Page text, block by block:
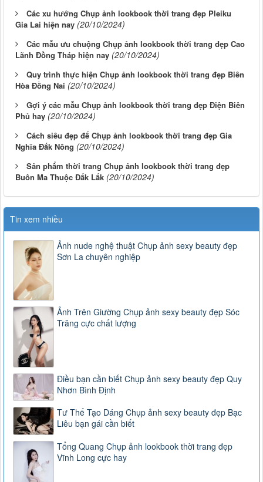
Các xu hướng Chụp ảnh lookbook thời trang đẹp Pleiku
Gia Lai hiện nay (20/10/2024)
Các mẫu ưu chuộng Chụp ảnh lookbook thời trang đẹp Cao
Lãnh Đồng Tháp hiện nay (20/10/2024)
Quy trình thực hiện Chụp ảnh lookbook thời trang đẹp Biên
Hòa Đồng Nai (20/10/2024)
Gợi ý các mẫu Chụp ảnh lookbook thời trang đẹp Điện Biên
Phủ hay (20/10/2024)
Cách siêu đẹp để Chụp ảnh lookbook thời trang đẹp Gia
Nghĩa Đắk Nông (20/10/2024)
Sản phẩm thời trang Chụp ảnh lookbook thời trang đẹp
Buôn Ma Thuộc Đắk Lắk (20/10/2024)
Tin xem nhiều
Ảnh nude nghệ thuật Chụp ảnh sexy beauty đẹp
Sơn La chuyên nghiệp
Ảnh Trên Giường Chụp ảnh sexy beauty đẹp Sóc
Trăng cực chất lượng
Điều bạn cần biết Chụp ảnh sexy beauty đẹp Quy
Nhơn Bình Định
Tư Thế Tạo Dáng Chụp ảnh sexy beauty đẹp Bạc
Liêu bạn gái cần biết
Tổng Quang Chụp ảnh lookbook thời trang đẹp
Vĩnh Long cực hay